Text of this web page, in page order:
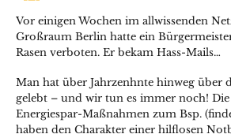
Vor einigen Wochen im allwissenden
Großraum Berlin hatte ein
Rasen verboten. Er bekam Hass-Mails…
Man hat über Jahrzenhnte hinweg über
gelebt – und wir tun es immer noch!
Energiespar-Maßnahmen zum Bsp.
haben den Charakter einer hilflosen